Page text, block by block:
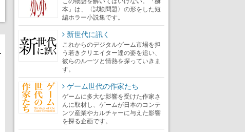
本』は、〈試験問題〉の形をした短
編ホラー小説集です。
新世代に訊く
これからのデジタルゲーム市場を担
う若きクリエイター達の姿を追い、
彼らのルーツと情熱を探っていきま
す。
ゲーム世代の作家たち
ゲームに多大な影響を受けた作家さ
んに取材し、ゲームが日本のコンテ
ンツ産業やカルチャーに与えた影響
を探る企画です。